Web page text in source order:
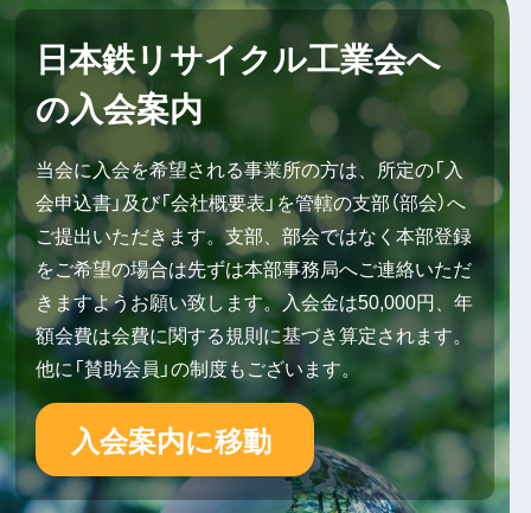
日本鉄リサイクル工業会へ
の入会案内
当会に入会を希望される事業所の方は、所定の「入
会申込書」及び「会社概要表」を管轄の支部（部会）へ
ご提出いただきます。支部、部会ではなく本部登録
をご希望の場合は先ずは本部事務局へご連絡いただ
きますようお願い致します。入会金は50,000円、年
額会費は会費に関する規則に基づき算定されます。
他に「賛助会員」の制度もございます。
入会案内に移動